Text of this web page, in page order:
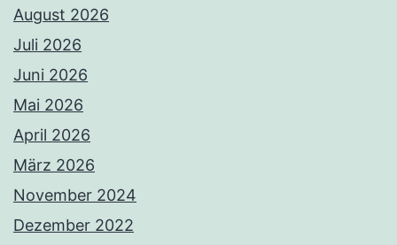
August 2026
Juli 2026
Juni 2026
Mai 2026
April 2026
März 2026
November 2024
Dezember 2022